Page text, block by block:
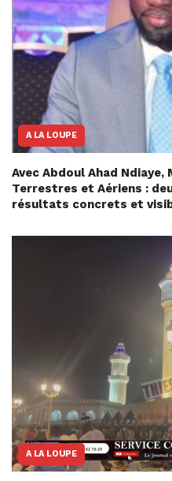
A LA LOUPE
Avec Abdoul Ahad
Terrestres et Aériens :
résultats concrets et
A LA LOUPE